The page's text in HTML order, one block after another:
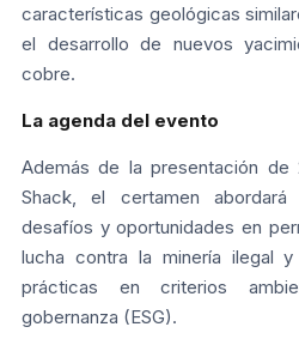
características geológicas
el desarrollo de nuevos
cobre.
La agenda del evento
Además de la presentación
Shack, el certamen
desafíos y oportunidades en
lucha contra la minería ilegal
prácticas en criterios
gobernanza (ESG).